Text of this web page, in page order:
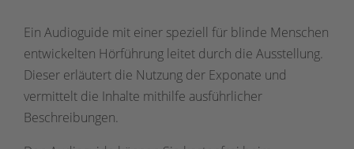
Ein Audioguide mit einer speziell für blinde Menschen
entwickelten Hörführung leitet durch die Ausstellung.
Dieser erläutert die Nutzung der Exponate und
vermittelt die Inhalte mithilfe ausführlicher
Beschreibungen.